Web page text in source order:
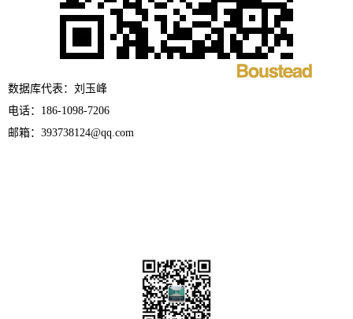
数据库代表：刘玉峰
电话：186-1098-7206
邮箱：393738124@qq.com